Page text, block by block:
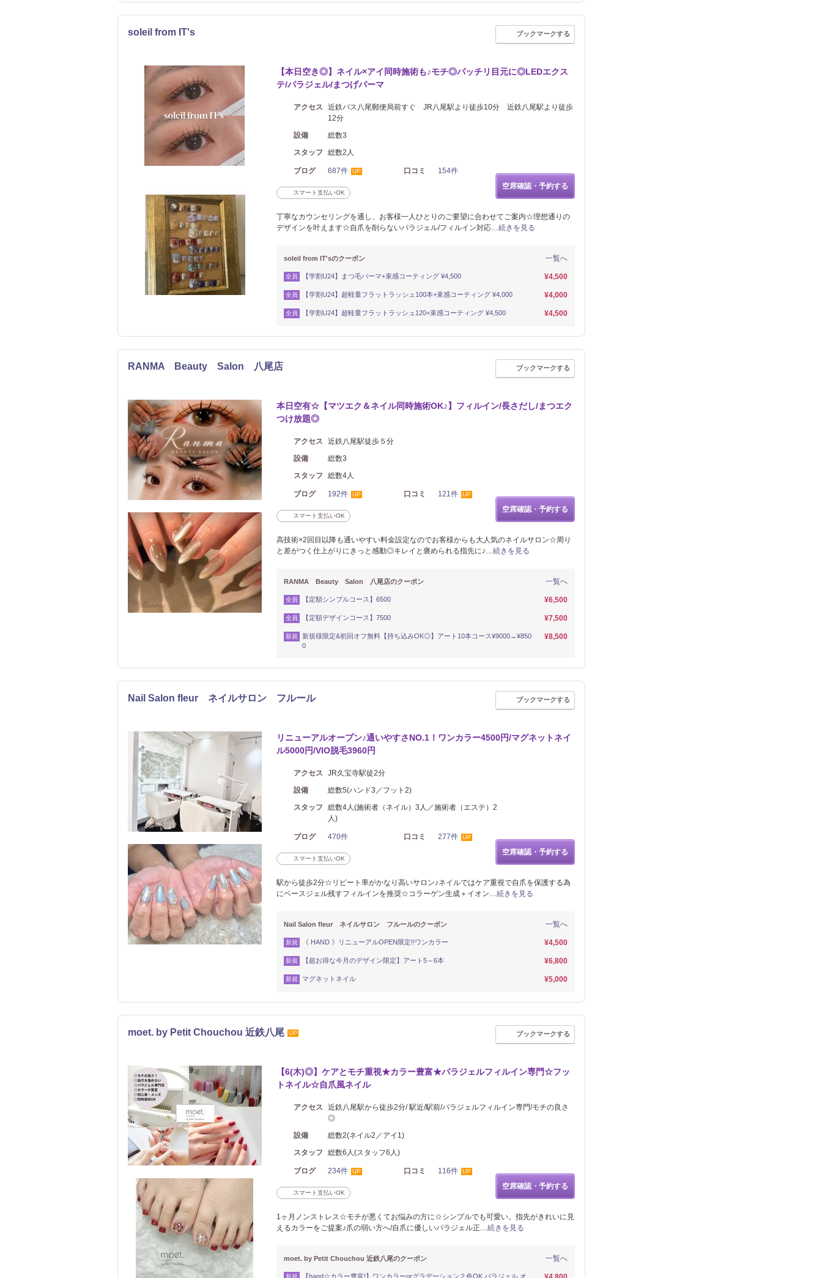
soleil from IT's ブックマークする
【本日空き◎】ネイル×アイ同時施術も♪モチ◎パッチリ目元に◎LEDエクス
テ/パラジェル/まつげパーマ
アクセス
近鉄バス八尾郵便局前すぐ JR八尾駅より徒歩10分 近鉄八尾駅より徒歩
12分
設備
総数3
スタッフ
総数2人
ブログ 687件 UP 口コミ 154件
スマート支払いOK
空席確認・予約する
丁寧なカウンセリングを通し、お客様一人ひとりのご要望に合わせてご案内☆理想通りの
デザインを叶えます☆自爪を削らないパラジェル/フィルイン対応…続きを見る
一覧へ
soleil from IT'sのクーポン
全員 【学割U24】まつ毛パーマ+束感コーティング ¥4,500 ¥4,500
全員 【学割U24】超軽量フラットラッシュ100本+束感コーティング ¥4,000 ¥4,000
全員 【学割U24】超軽量フラットラッシュ120+束感コーティング ¥4,500 ¥4,500
RANMA Beauty Salon 八尾店 ブックマークする
本日空有☆【マツエク＆ネイル同時施術OK♪】フィルイン/長さだし/まつエク
つけ放題◎
アクセス
近鉄八尾駅徒歩５分
設備
総数3
スタッフ
総数4人
ブログ 192件 UP 口コミ 121件 UP
スマート支払いOK
空席確認・予約する
高技術×2回目以降も通いやすい料金設定なのでお客様からも大人気のネイルサロン☆周り
と差がつく仕上がりにきっと感動◎キレイと褒められる指先に♪…続きを見る
一覧へ
RANMA Beauty Salon 八尾店のクーポン
全員 【定額シンプルコース】6500 ¥6,500
全員 【定額デザインコース】7500 ¥7,500
新規
新規様限定&初回オフ無料【持ち込みOK◎】アート10本コース¥9000→¥850
0
¥8,500
Nail Salon fleur ネイルサロン フルール ブックマークする
リニューアルオープン♪通いやすさNO.1！ワンカラー4500円/マグネットネイ
ル5000円/VIO脱毛3960円
アクセス
JR久宝寺駅徒2分
設備
総数5(ハンド3／フット2)
スタッフ
総数4人(施術者（ネイル）3人／施術者（エステ）2
人)
ブログ 470件 口コミ 277件 UP
スマート支払いOK
空席確認・予約する
駅から徒歩2分☆リピート率がかなり高いサロン♪ネイルではケア重視で自爪を保護する為
にベースジェル残すフィルインを推奨☆コラーゲン生成＋イオン…続きを見る
一覧へ
Nail Salon fleur ネイルサロン フルールのクーポン
新規 《 HAND 》リニューアルOPEN限定!!ワンカラー ¥4,500
新規 【超お得な今月のデザイン限定】アート5～6本 ¥6,800
新規 マグネットネイル ¥5,000
moet. by Petit Chouchou 近鉄八尾 UP ブックマークする
【6(木)◎】ケアとモチ重視★カラー豊富★パラジェルフィルイン専門☆フッ
トネイル☆自爪風ネイル
アクセス
近鉄八尾駅から徒歩2分/ 駅近/駅前/パラジェルフィルイン専門/モチの良さ
◎
設備
総数2(ネイル2／アイ1)
スタッフ
総数6人(スタッフ6人)
ブログ 234件 UP 口コミ 116件 UP
スマート支払いOK
空席確認・予約する
1ヶ月ノンストレス☆モチが悪くてお悩みの方に☆シンプルでも可愛い。指先がきれいに見
えるカラーをご提案♪爪の弱い方へ/自爪に優しいパラジェル正…続きを見る
一覧へ
moet. by Petit Chouchou 近鉄八尾のクーポン
新規 【hand☆カラー豊富!】ワンカラーorグラデーション２色OK パラジェル オ